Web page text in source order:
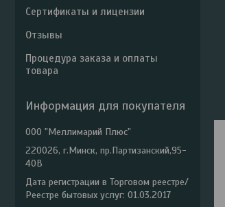
Сертификаты и лицензии
Отзывы
Процедура заказа и оплаты
товара
Информация для покупателя
ООО "Меллимарий Плюс"
220026, г.Минск, пр.Партизанский,95-
40В
Дата регистрации в Торговом реестре/
Реестре бытовых услуг: 01.03.2017